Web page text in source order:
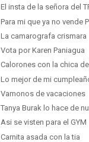
El insta de la señora del
Para mi que ya no vende
La camarografa crismara
Vota por Karen Paniagua
Calorones con la chica
Lo mejor de mi
Vamonos de vacaciones
Tanya Burak lo hace de
Asi se visten para el GYM
Carnita asada con la tia